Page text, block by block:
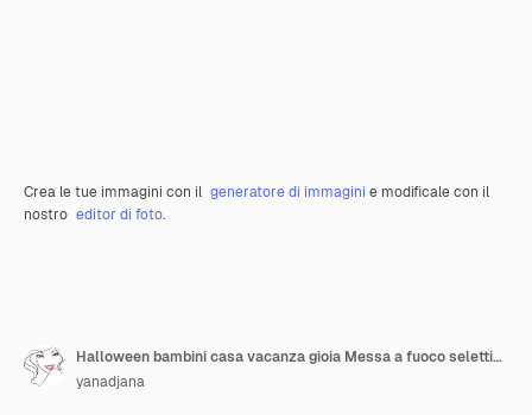
Crea le tue immagini con il generatore di immagini e modificale con il
nostro editor di foto.
Halloween bambini casa vacanza gioia Messa a fuoco selettiva Bambini
yanadjana